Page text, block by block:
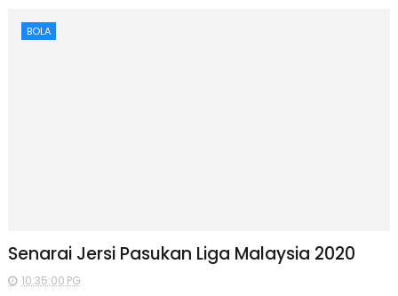
BOLA
Senarai Jersi Pasukan Liga Malaysia 2020
10:35:00 PG